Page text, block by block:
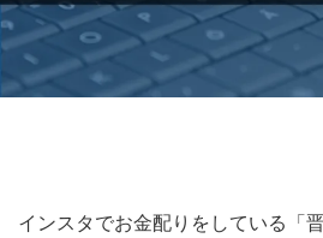
インスタでお金配りをしている「